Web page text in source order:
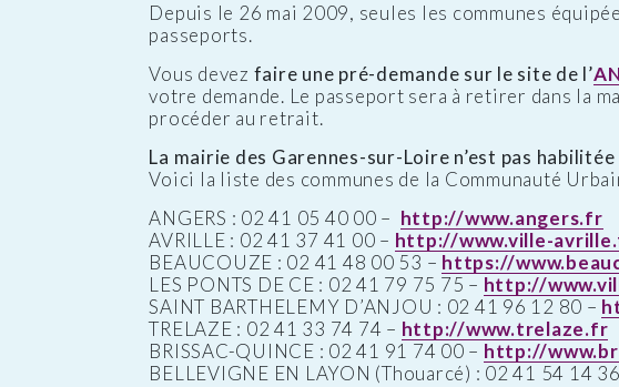
Depuis le 26 mai 2009, seules les communes
passeports.
Vous devez faire une pré-demande sur le site de l’
votre demande. Le passeport sera à retirer dans la
procéder au retrait.
La mairie des Garennes-sur-Loire n’est pas
Voici la liste des communes de la Communauté
ANGERS : 02 41 05 40 00 – http://www.angers.fr
AVRILLE : 02 41 37 41 00 – http://www.ville-
BEAUCOUZE : 02 41 48 00 53 – https://
LES PONTS DE CE : 02 41 79 75 75 – http://
SAINT BARTHELEMY D’ANJOU : 02 41 96 12 80 –
TRELAZE : 02 41 33 74 74 – http://www.trelaze.fr
BRISSAC-QUINCE : 02 41 91 74 00 – http://
BELLEVIGNE EN LAYON (Thouarcé) : 02 41 54 14